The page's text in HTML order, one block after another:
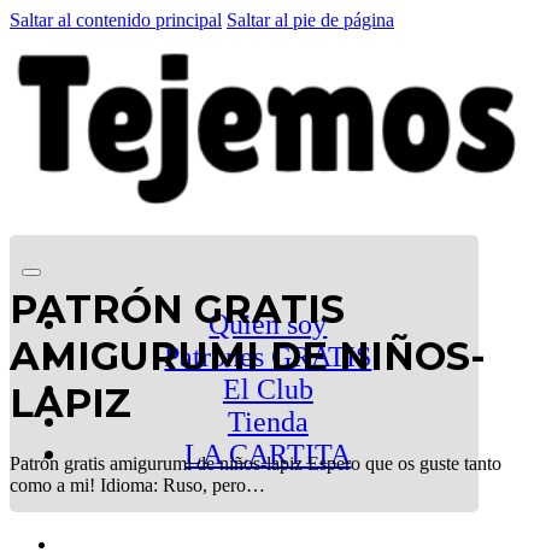
Saltar al contenido principal Saltar al pie de página
Quien soy
Patrones GRATIS
El Club
Tienda
LA CARTITA
PATRÓN GRATIS
AMIGURUMI DE NIÑOS-
LAPIZ
Patrón gratis amigurumi de niños-lapiz Espero que os guste tanto
como a mi! Idioma: Ruso, pero…